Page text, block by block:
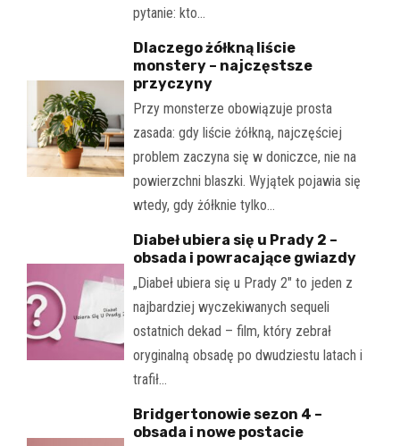
pytanie: kto…
Dlaczego żółkną liście
monstery – najczęstsze
przyczyny
Przy monsterze obowiązuje prosta
zasada: gdy liście żółkną, najczęściej
problem zaczyna się w doniczce, nie na
powierzchni blaszki. Wyjątek pojawia się
wtedy, gdy żółknie tylko…
Diabeł ubiera się u Prady 2 –
obsada i powracające gwiazdy
„Diabeł ubiera się u Prady 2" to jeden z
najbardziej wyczekiwanych sequeli
ostatnich dekad – film, który zebrał
oryginalną obsadę po dwudziestu latach i
trafił…
Bridgertonowie sezon 4 –
obsada i nowe postacie